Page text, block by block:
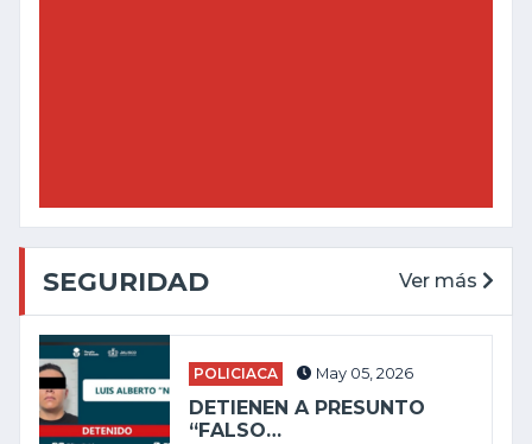
SEGURIDAD Ver más
POLICIACA May 05, 2026
DETIENEN A PRESUNTO
“FALSO…